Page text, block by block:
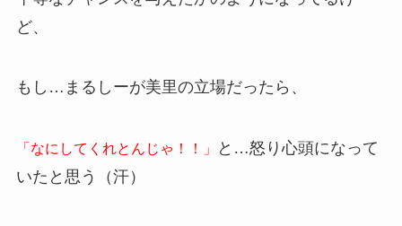
ど、
もし…まるしーが美里の立場だったら、
「なにしてくれとんじゃ！！」
と…怒り心頭になって
いたと思う（汗）